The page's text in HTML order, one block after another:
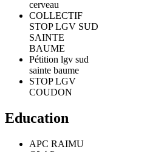
cerveau
COLLECTIF
STOP LGV SUD
SAINTE
BAUME
Pétition lgv sud
sainte baume
STOP LGV
COUDON
Education
APC RAIMU